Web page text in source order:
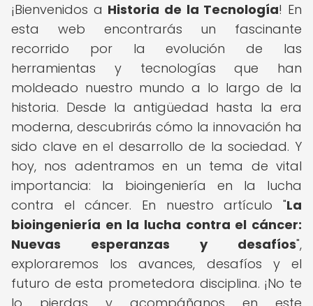
¡Bienvenidos a Historia de la Tecnología! En
esta web encontrarás un fascinante
recorrido por la evolución de las
herramientas y tecnologías que han
moldeado nuestro mundo a lo largo de la
historia. Desde la antigüedad hasta la era
moderna, descubrirás cómo la innovación ha
sido clave en el desarrollo de la sociedad. Y
hoy, nos adentramos en un tema de vital
importancia: la bioingeniería en la lucha
contra el cáncer. En nuestro artículo "La
bioingeniería en la lucha contra el cáncer:
Nuevas esperanzas y desafíos",
exploraremos los avances, desafíos y el
futuro de esta prometedora disciplina. ¡No te